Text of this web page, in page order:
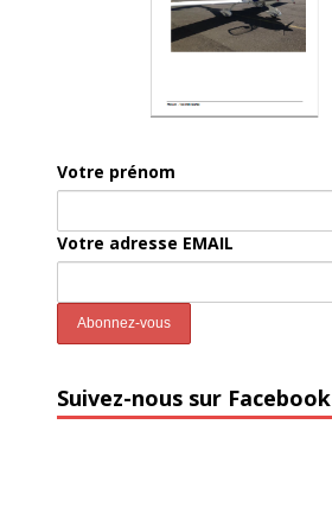
Votre prénom
Votre adresse EMAIL
Suivez-nous sur Facebook